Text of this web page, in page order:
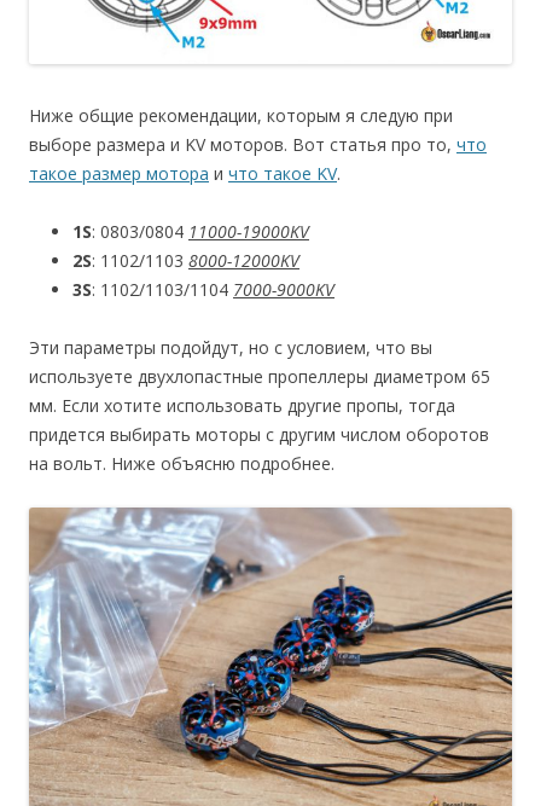
Ниже общие рекомендации, которым я следую при
выборе размера и KV моторов. Вот статья про то, что
такое размер мотора и что такое KV.
1S: 0803/0804 11000-19000KV
2S: 1102/1103 8000-12000KV
3S: 1102/1103/1104 7000-9000KV
Эти параметры подойдут, но с условием, что вы
используете двухлопастные пропеллеры диаметром 65
мм. Если хотите использовать другие пропы, тогда
придется выбирать моторы с другим числом оборотов
на вольт. Ниже объясню подробнее.